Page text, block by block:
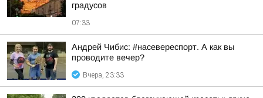
градусов
07:33
Андрей Чибис: #насевереспорт. А как вы
проводите вечер?
Вчера, 23:33